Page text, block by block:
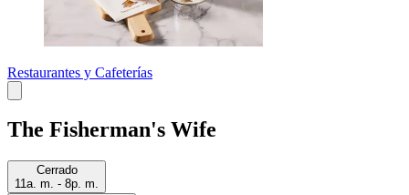
Restaurantes y Cafeterías
The Fisherman's Wife
Cerrado
11a. m. - 8p. m.